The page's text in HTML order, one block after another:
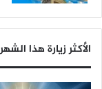
الأكثر زيارة هذا الشهر